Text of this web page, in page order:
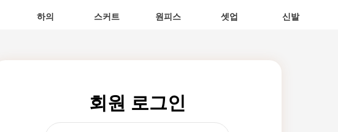
하의 스커트 원피스 셋업 신발
회원 로그인